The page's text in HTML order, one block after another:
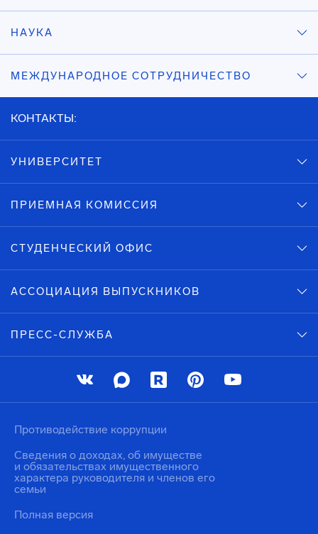
НАУКА
МЕЖДУНАРОДНОЕ СОТРУДНИЧЕСТВО
КОНТАКТЫ:
УНИВЕРСИТЕТ
ПРИЕМНАЯ КОМИССИЯ
СТУДЕНЧЕСКИЙ ОФИС
АССОЦИАЦИЯ ВЫПУСКНИКОВ
ПРЕСС-СЛУЖБА
Противодействие коррупции
Сведения о доходах, об имуществе
и обязательствах имущественного
характера руководителя и членов его
семьи
Полная версия